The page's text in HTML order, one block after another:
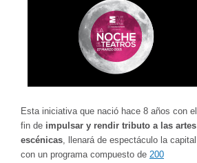
Esta iniciativa que nació hace 8 años con el
fin de impulsar y rendir tributo a las artes
escénicas, llenará de espectáculo la capital
con un programa compuesto de 200